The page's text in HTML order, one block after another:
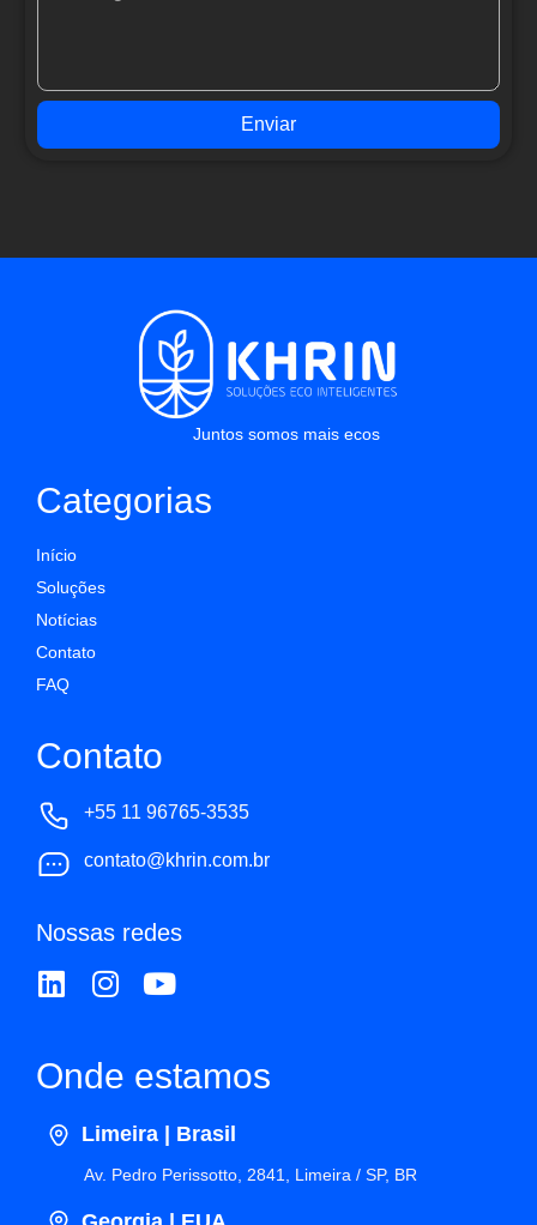
Enviar
Juntos somos mais ecos
Categorias
Início
Soluções
Notícias
Contato
FAQ
Contato
+55 11 96765-3535
contato@khrin.com.br
Nossas redes
Onde estamos
Limeira | Brasil
Av. Pedro Perissotto, 2841, Limeira / SP, BR